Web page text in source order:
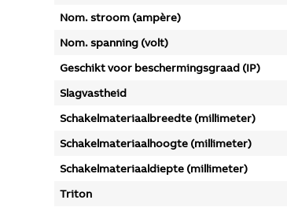
Nom. stroom (ampère)
Nom. spanning (volt)
Geschikt voor beschermingsgraad (IP)
Slagvastheid
Schakelmateriaalbreedte (millimeter)
Schakelmateriaalhoogte (millimeter)
Schakelmateriaaldiepte (millimeter)
Triton